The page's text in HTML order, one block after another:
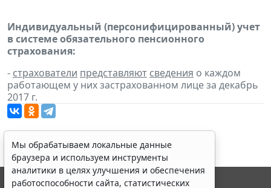
Индивидуальный (персонифицированный) учет
в системе обязательного пенсионного
страхования:
- страхователи представляют сведения о каждом
работающем у них застрахованном лице за декабрь
2017 г.
Мы обрабатываем локальные данные
браузера и используем инструменты
аналитики в целях улучшения и обеспечения
работоспособности сайта, статистических